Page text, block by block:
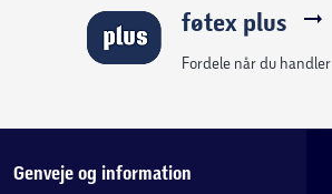
føtex plus
Fordele når du handler
Genveje og information